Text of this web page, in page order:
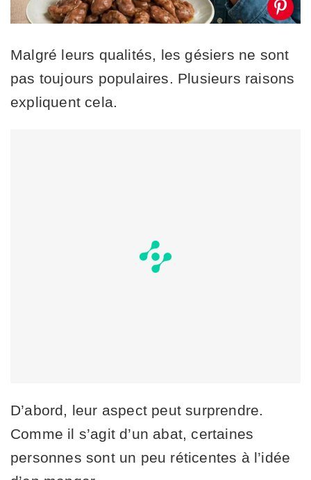
Malgré leurs qualités, les gésiers ne sont
pas toujours populaires. Plusieurs raisons
expliquent cela.
D’abord, leur aspect peut surprendre.
Comme il s’agit d’un abat, certaines
personnes sont un peu réticentes à l’idée